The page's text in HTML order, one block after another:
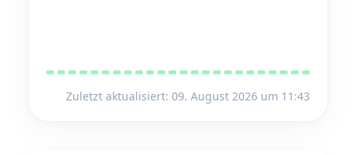
Zuletzt aktualisiert: 09. August 2026 um 11:43